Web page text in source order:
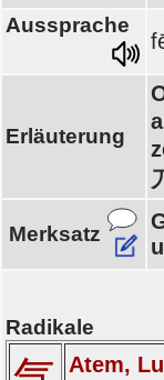
Aussprache
Erläuterung
Merksatz
Radikale
Atem,